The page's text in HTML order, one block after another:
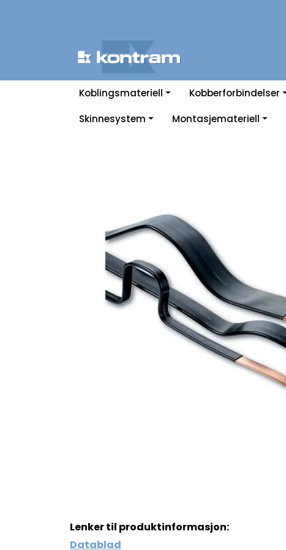
Koblingsmateriell Kobberforbindelser
Skinnesystem
Montasjemateriell
Lenker til produktinformasjon:
Datablad